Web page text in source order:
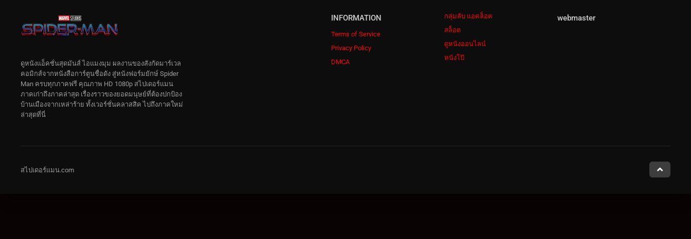
INFORMATION
Terms of Service
Privacy Policy
DMCA
กลุ่มลับ แอคล็อค
สล็อต
ดูหนังออนไลน์
หนังโป๊
webmaster
ดูหนังแอ็คชั่นสุดมันส์ ไอแมงมุม ผลงานของสังกัดมาร์เวล
คอมิกส์จากหนังสือการ์ตูนชื่อดัง สู่หนังฟอร์มยักษ์ Spider
Man ครบทุกภาคฟรี คุณภาพ HD 1080p สไปเดอร์แมน
ภาคเก่าถึงภาคล่าสุด เรื่องราวของยอดมนุษย์ที่ต้องปกป้อง
บ้านเมืองจากเหล่าร้าย ทั้งเวอร์ชั่นคลาสสิค ไปถึงภาคใหม่
ล่าสุดที่นี่
สไปเดอร์แมน.com